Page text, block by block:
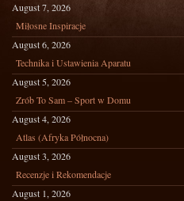
August 7, 2026
Miłosne Inspiracje
August 6, 2026
Technika i Ustawienia Aparatu
August 5, 2026
Zrób To Sam – Sport w Domu
August 4, 2026
Atlas (Afryka Północna)
August 3, 2026
Recenzje i Rekomendacje
August 1, 2026